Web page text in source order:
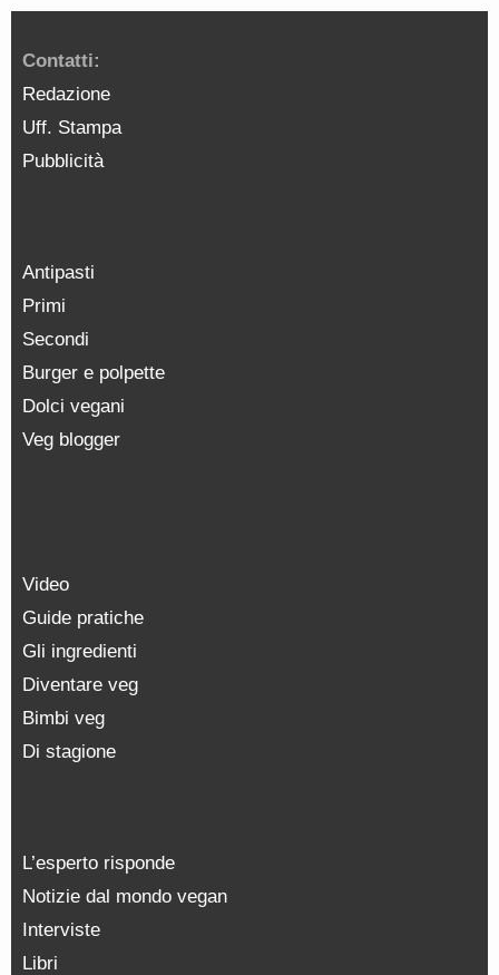
Contatti:
Redazione
Uff. Stampa
Pubblicità
Antipasti
Primi
Secondi
Burger e polpette
Dolci vegani
Veg blogger
Video
Guide pratiche
Gli ingredienti
Diventare veg
Bimbi veg
Di stagione
L’esperto risponde
Notizie dal mondo vegan
Interviste
Libri